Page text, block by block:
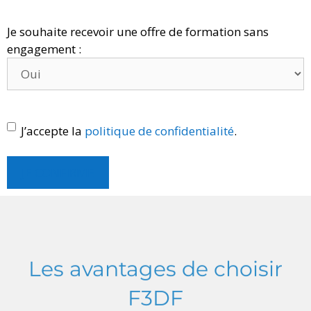
Je souhaite recevoir une offre de formation sans
engagement :
J’accepte la politique de confidentialité.
Les avantages de choisir
F3DF